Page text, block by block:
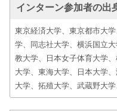
インターン参加者の出
東京経済大学、東京都市大
学、同志社大学、横浜国立
教大学、日本女子体育大学
大学、東海大学、日本大学
大学、拓殖大学、武蔵野大